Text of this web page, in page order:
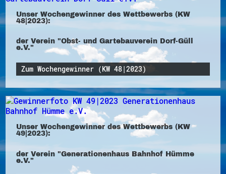
Unser Wochengewinner des Wettbewerbs (KW
48|2023):
der Verein "Obst- und Gartebauverein Dorf-Güll
e.V."
Zum Wochengewinner (KW 48|2023)
Unser Wochengewinner des Wettbewerbs (KW
49|2023):
der Verein "Generationenhaus Bahnhof Hümme
e.V."